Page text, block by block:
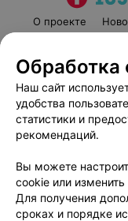
О проекте
Обработка
Наш сайт
удобства
статистики и
рекомендаций.
Вы можете
cookie или
Для получения
сроках и порядке